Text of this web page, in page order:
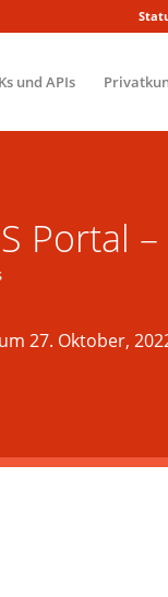
und APIs
Portal
27. Oktober,